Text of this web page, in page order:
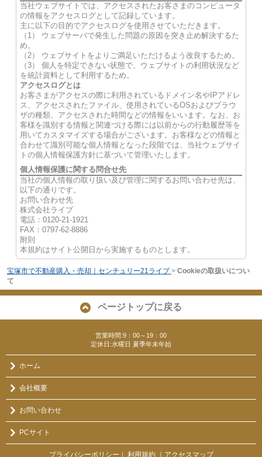
当社ウェブサイトでは、アクセスされたお客さまのコンピュータ
の情報をアクセスログとして記録しています。
主に以下の目的でアクセスログを使用させていただきます。
（1） ウェブサーバで発生した問題の原因を突き止め解決するた
め。
（2） ウェブサイトをよりご満足いただけるよう改良するため。
（3） 個人を特定できない状態で、ウェブサイトの利用状況など
を統計資料として利用するため。
アクセスログとは
お客さまがアクセスの際に利用されているドメイン名やIPアドレ
ス、アクセスされたファイル、使用されているOSおよびブラウ
ザの種類、アクセスされた時間などの情報をいいます。なお、お
客様を識別する情報と関連づける際には以前からの行動履歴等を
用いてカスタマイズする場合がございます。お客様などの情報と
合わせて識別可能な個人情報となった段階では、当社ウェブサイ
トの個人情報保護方針に基づいて管理いたします。
個人情報保護に関する問合せ先
当社の個人情報の取り扱い及び管理に関するお問い合わせ先は、
以下の通りです。
お問い合わせ先
株式会社ライブ
電話：0120-21-1921
FAX：0797-62-8886
附則
本規約はサイト公開日から実施するものとします。
宝塚市で不動産購入・売却｜センチュリー21ライブ > Cookieの取扱いについ
て
ページトップに戻る
営業時間:9：00～19：00
定休日:水曜日 夏季年末年始
ホーム
会社概要
お問い合わせ
PCサイト
プライバシーポリシー ｜ 利用規約 ｜アクセスマップ